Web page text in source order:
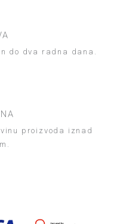
do dva radna dana.
proizvoda iznad